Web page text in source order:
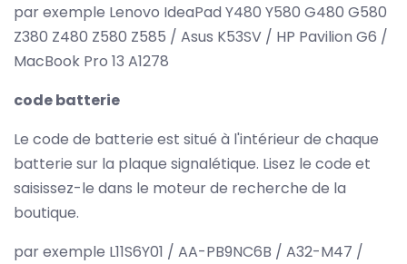
par exemple Lenovo IdeaPad Y480 Y580 G480 G580
Z380 Z480 Z580 Z585 / Asus K53SV / HP Pavilion G6 /
MacBook Pro 13 A1278
code batterie
Le code de batterie est situé à l'intérieur de chaque
batterie sur la plaque signalétique. Lisez le code et
saisissez-le dans le moteur de recherche de la
boutique.
par exemple L11S6Y01 / AA-PB9NC6B / A32-M47 /